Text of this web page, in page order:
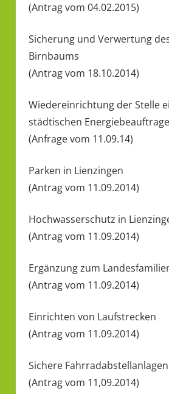
(Antrag vom 04.02.2015)
Sicherung und Verwertung
Birnbaums
(Antrag vom 18.10.2014)
Wiedereinrichtung der Stelle
städtischen
(Anfrage vom 11.09.14)
Parken in Lienzingen
(Antrag vom 11.09.2014)
Hochwasserschutz in
(Antrag vom 11.09.2014)
Ergänzung zum
(Antrag vom 11.09.2014)
Einrichten von Laufstrecken
(Antrag vom 11.09.2014)
Sichere Fahrradabstellanlagen
(Antrag vom 11,09.2014)